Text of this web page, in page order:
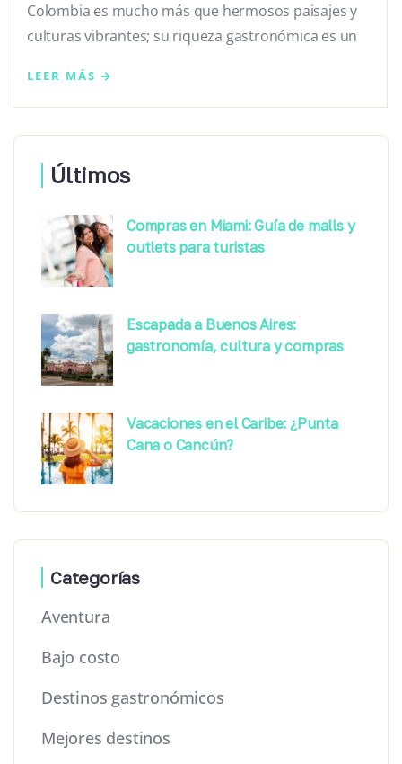
Colombia es mucho más que hermosos paisajes y
culturas vibrantes; su riqueza gastronómica es un
LEER MÁS
Últimos
Compras en Miami: Guía de malls y
outlets para turistas
Escapada a Buenos Aires:
gastronomía, cultura y compras
Vacaciones en el Caribe: ¿Punta
Cana o Cancún?
Categorías
Aventura
Bajo costo
Destinos gastronómicos
Mejores destinos